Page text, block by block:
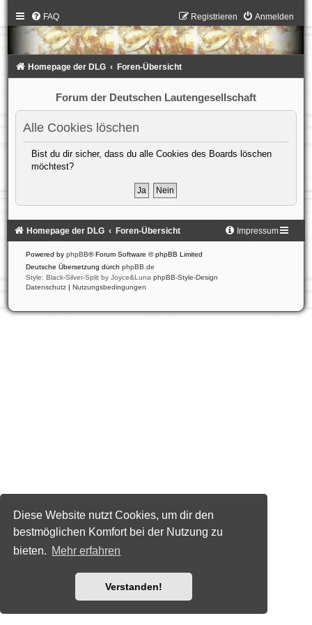
Diese Website nutzt Cookies, um dir den
bestmöglichen Komfort bei der Nutzung zu
bieten. Mehr erfahren
Verstanden!
FAQ Anmelden
Registrieren
Homepage der DLG Foren-Übersicht
Forum der Deutschen Lautengesellschaft
Alle Cookies löschen
Bist du dir sicher, dass du alle Cookies des Boards löschen
möchtest?
Homepage der DLG Foren-Übersicht Impressum
Powered by phpBB® Forum Software © phpBB Limited
Deutsche Übersetzung durch phpBB.de
Style: Black-Silver-Split by Joyce&Luna phpBB-Style-Design
Datenschutz | Nutzungsbedingungen